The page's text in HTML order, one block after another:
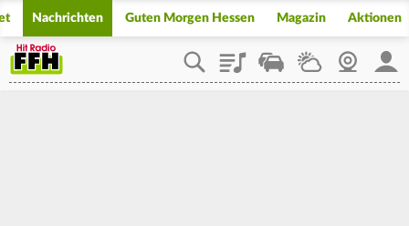
Nachrichten Guten Morgen Hessen Magazin Aktionen
PlaylistStaupilotWetterWebcam